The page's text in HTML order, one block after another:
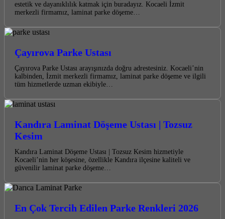
estetik ve dayanıklılık katmak için buradayız. Kocaeli İzmit
merkezli firmamız, laminat parke döşeme…
Çayırova Parke Ustası
Çayırova Parke Ustası arayışınızda doğru adrestesiniz. Kocaeli’nin
kalbinden, İzmit merkezli firmamız, laminat parke döşeme ve ilgili
tüm hizmetlerde uzman ekibiyle…
Kandıra Laminat Döşeme Ustası | Tozsuz
Kesim
Kandıra Laminat Döşeme Ustası | Tozsuz Kesim hizmetiyle
Kocaeli’nin her köşesine, özellikle Kandıra ilçesine kaliteli ve
güvenilir laminat parke döşeme…
En Çok Tercih Edilen Parke Renkleri 2026